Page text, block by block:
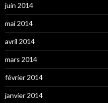
juin 2014
mai 2014
avril 2014
mars 2014
février 2014
janvier 2014